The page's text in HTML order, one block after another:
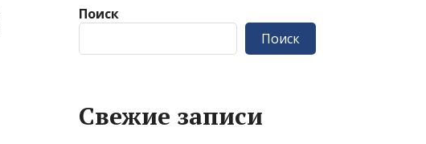
Поиск
Поиск
Свежие записи